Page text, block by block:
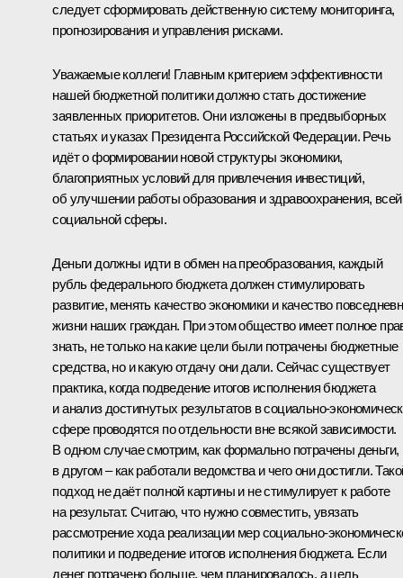
следует сформировать действенную систему мониторинга,
прогнозирования и управления рисками.
Уважаемые коллеги! Главным критерием эффективности
нашей бюджетной политики должно стать достижение
заявленных приоритетов. Они изложены в предвыборных
статьях и указах Президента Российской Федерации. Речь
идёт о формировании новой структуры экономики,
благоприятных условий для привлечения инвестиций,
об улучшении работы образования и здравоохранения, всей
социальной сферы.
Деньги должны идти в обмен на преобразования, каждый
рубль федерального бюджета должен стимулировать
развитие, менять качество экономики и качество
жизни наших граждан. При этом общество имеет полное
знать, не только на какие цели были потрачены бюджетные
средства, но и какую отдачу они дали. Сейчас существует
практика, когда подведение итогов исполнения бюджета
и анализ достигнутых результатов в социально-
сфере проводятся по отдельности вне всякой зависимости.
В одном случае смотрим, как формально потрачены деньги,
в другом – как работали ведомства и чего они достигли.
подход не даёт полной картины и не стимулирует к работе
на результат. Считаю, что нужно совместить, увязать
рассмотрение хода реализации мер социально-
политики и подведение итогов исполнения бюджета. Если
денег потрачено больше, чем планировалось, а цель